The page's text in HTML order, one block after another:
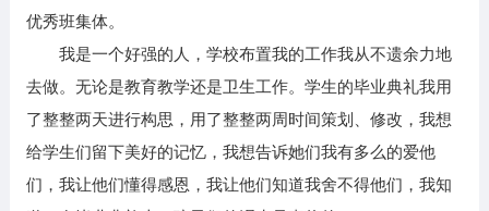
优秀班集体。
我是一个好强的人，学校布置我的工作我从不遗余力地
去做。无论是教育教学还是卫生工作。学生的毕业典礼我用
了整整两天进行构思，用了整整两周时间策划、修改，我想
给学生们留下美好的记忆，我想告诉她们我有多么的爱他
们，我让他们懂得感恩，我让他们知道我舍不得他们，我知